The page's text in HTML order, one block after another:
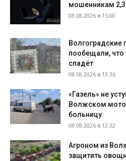
мошенникам
08.08.2026 в 15:00
Волгоградские
пообещали, что
спадёт
08.08.2026 в 13:36
«Газель» не
Волжском
больницу
08.08.2026 в 12:32
Агроном из
защитить